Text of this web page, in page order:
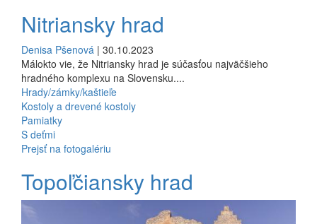
Nitriansky hrad
Denisa Pšenová | 30.10.2023
Málokto vie, že Nitriansky hrad je súčasťou najväčšieho
hradného komplexu na Slovensku....
Hrady/zámky/kaštieľe
Kostoly a drevené kostoly
Pamiatky
S deťmi
Prejsť na fotogalériu
Topoľčiansky hrad